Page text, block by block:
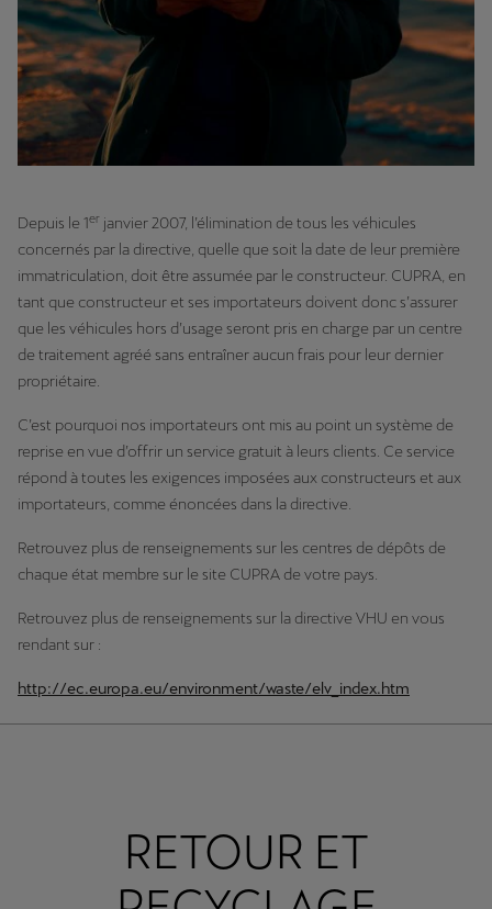
Depuis le 1er janvier 2007, l’élimination de tous les véhicules
concernés par la directive, quelle que soit la date de leur première
immatriculation, doit être assumée par le constructeur. CUPRA, en
tant que constructeur et ses importateurs doivent donc s’assurer
que les véhicules hors d’usage seront pris en charge par un centre
de traitement agréé sans entraîner aucun frais pour leur dernier
propriétaire.
C’est pourquoi nos importateurs ont mis au point un système de
reprise en vue d’offrir un service gratuit à leurs clients. Ce service
répond à toutes les exigences imposées aux constructeurs et aux
importateurs, comme énoncées dans la directive.
Retrouvez plus de renseignements sur les centres de dépôts de
chaque état membre sur le site CUPRA de votre pays.
Retrouvez plus de renseignements sur la directive VHU en vous
rendant sur :
http://ec.europa.eu/environment/waste/elv_index.htm
RETOUR ET